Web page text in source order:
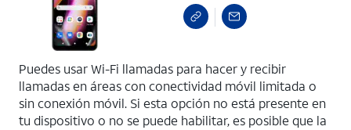
Puedes usar Wi-Fi llamadas para hacer y recibir
llamadas en áreas con conectividad móvil limitada o
sin conexión móvil. Si esta opción no está presente en
tu dispositivo o no se puede habilitar, es posible que la